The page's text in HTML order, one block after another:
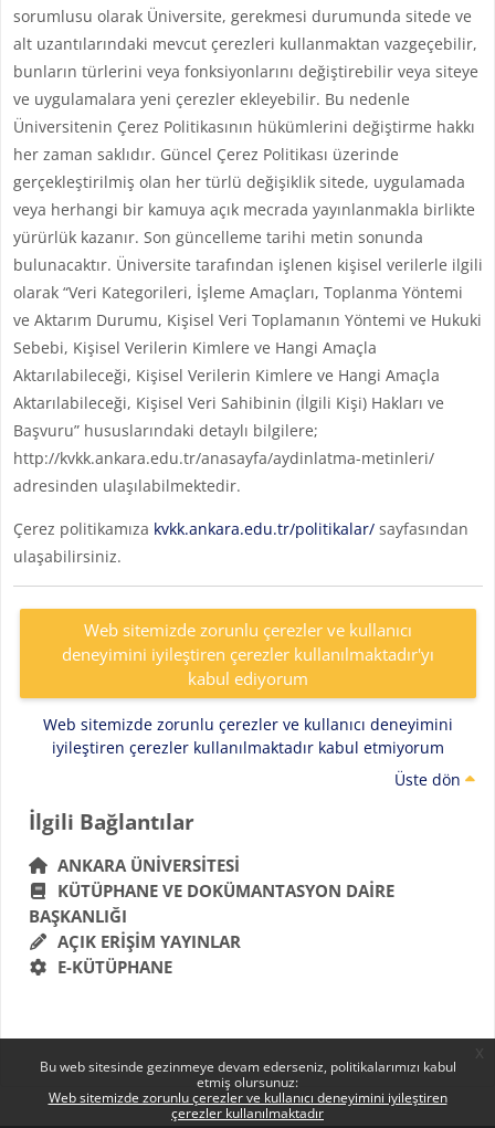
Bu web sitesinde gezinmeye devam ederseniz, politikalarımızı kabul
etmiş olursunuz:
Web sitemizde zorunlu çerezler ve kullanıcı deneyimini iyileştiren
çerezler kullanılmaktadır
sorumlusu olarak Üniversite, gerekmesi durumunda sitede ve
alt uzantılarındaki mevcut çerezleri kullanmaktan vazgeçebilir,
bunların türlerini veya fonksiyonlarını değiştirebilir veya siteye
ve uygulamalara yeni çerezler ekleyebilir. Bu nedenle
Üniversitenin Çerez Politikasının hükümlerini değiştirme hakkı
her zaman saklıdır. Güncel Çerez Politikası üzerinde
gerçekleştirilmiş olan her türlü değişiklik sitede, uygulamada
veya herhangi bir kamuya açık mecrada yayınlanmakla birlikte
yürürlük kazanır. Son güncelleme tarihi metin sonunda
bulunacaktır. Üniversite tarafından işlenen kişisel verilerle ilgili
olarak “Veri Kategorileri, İşleme Amaçları, Toplanma Yöntemi
ve Aktarım Durumu, Kişisel Veri Toplamanın Yöntemi ve Hukuki
Sebebi, Kişisel Verilerin Kimlere ve Hangi Amaçla
Aktarılabileceği, Kişisel Verilerin Kimlere ve Hangi Amaçla
Aktarılabileceği, Kişisel Veri Sahibinin (İlgili Kişi) Hakları ve
Başvuru” hususlarındaki detaylı bilgilere;
http://kvkk.ankara.edu.tr/anasayfa/aydinlatma-metinleri/
adresinden ulaşılabilmektedir.
Çerez politikamıza kvkk.ankara.edu.tr/politikalar/sayfasından
ulaşabilirsiniz.
Web sitemizde zorunlu çerezler ve kullanıcı
deneyimini iyileştiren çerezler kullanılmaktadır'yı
kabul ediyorum
Web sitemizde zorunlu çerezler ve kullanıcı deneyimini
iyileştiren çerezler kullanılmaktadır kabul etmiyorum
Üste dön
Bloklar
İlgili Bağlantılar 'yı atla
İlgili Bağlantılar
ANKARA ÜNIVERSITESI
KÜTÜPHANE VE DOKÜMANTASYON DAIRE
BAŞKANLIĞI
AÇIK ERIŞIM YAYINLAR
E-KÜTÜPHANE